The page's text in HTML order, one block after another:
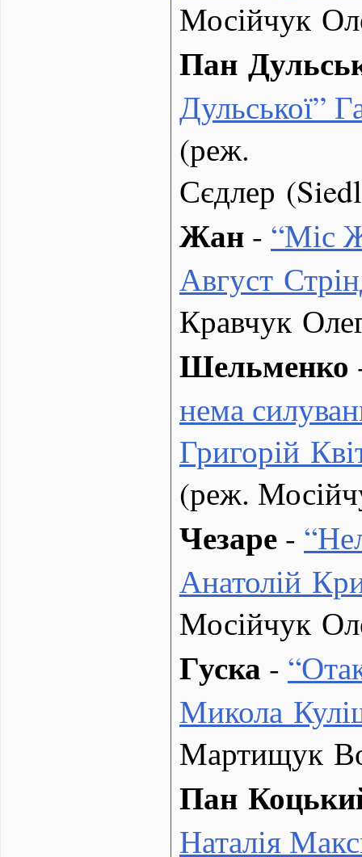
Мосійчук
Пан
Дульської”
(реж.
Сєдлер
Жан - “Міс
Август
Кравчук
Шельменко
нема
Григорій
(реж.
Чезаре - “
Анатолій
Мосійчук
Гуска - “
Микола
Мартищук
Пан
Наталія